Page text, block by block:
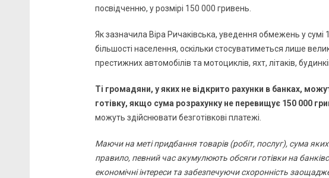
посвідченню, у розмірі 150 000 гривень.
Як зазначила Віра Ричаківська, уведення обмежень у сумі
більшості населення, оскільки стосуватиметься лише
престижних автомобілів та мотоциклів, яхт, літаків,
Ті громадяни, у яких не відкрито рахунки в банках,
готівку, якщо сума розрахунку не перевищує 150 000
можуть здійснювати безготівкові платежі.
Маючи на меті придбання товарів (робіт, послуг), сума
правило, певний час акумулюють обсяги готівки на
економічні інтереси та забезпечуючи схоронність